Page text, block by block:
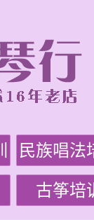
民族唱法
古筝培